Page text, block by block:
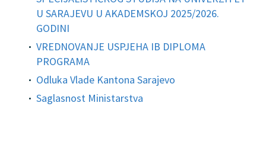
U SARAJEVU U AKADEMSKOJ 2025/2026.
GODINI
VREDNOVANJE USPJEHA IB DIPLOMA
PROGRAMA
Odluka Vlade Kantona Sarajevo
Saglasnost Ministarstva